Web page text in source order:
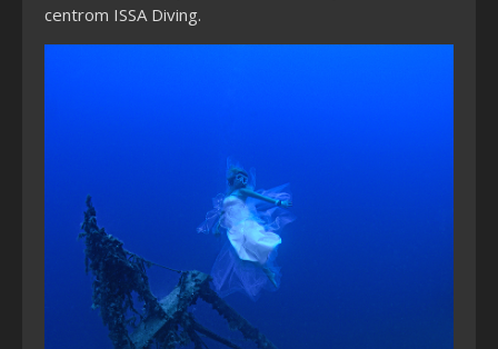
centrom ISSA Diving.